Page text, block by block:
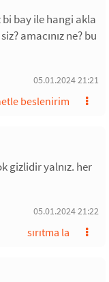
bi bay ile hangi akla
amacınız ne? bu
05.01.2024 21:21
beslenirim
gizlidir yalnız. her
05.01.2024 21:22
sırıtma la